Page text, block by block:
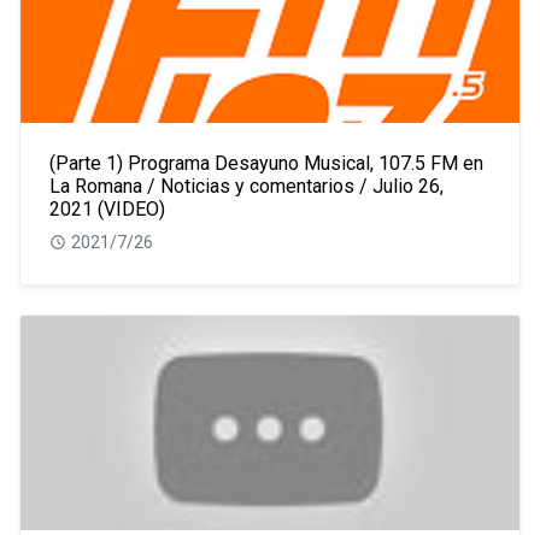
(Parte 1) Programa Desayuno Musical, 107.5 FM en
La Romana / Noticias y comentarios / Julio 26,
2021 (VIDEO)
2021/7/26